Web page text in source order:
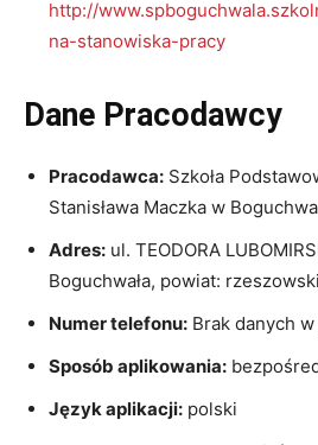
http://
na-stanowiska-pracy
Dane Pracodawcy
Pracodawca: Szkoła
Stanisława Maczka w
Adres: ul. TEODORA
Boguchwała, powiat:
Numer telefonu: Brak danych
Sposób aplikowania:
Język aplikacji: polski